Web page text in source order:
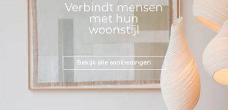
Verbindt mensen
met hun
woonstijl
Bekijk alle aanbiedingen